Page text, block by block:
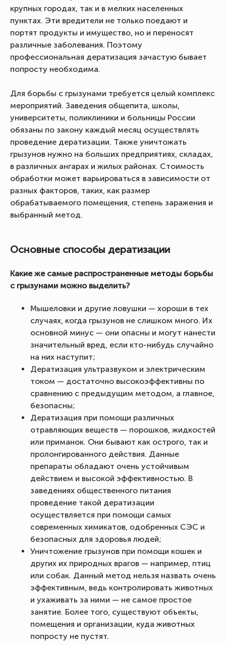
крупных городах, так и в мелких населенных
пунктах. Эти вредители не только поедают и
портят продукты и имущество, но и переносят
различные заболевания. Поэтому
профессиональная дератизация зачастую бывает
попросту необходима.
Для борьбы с грызунами требуется целый комплекс
мероприятий. Заведения общепита, школы,
университеты, поликлиники и больницы России
обязаны по закону каждый месяц осуществлять
проведение дератизации. Также уничтожать
грызунов нужно на больших предприятиях, складах,
в различных ангарах и жилых районах. Стоимость
обработки может варьироваться в зависимости от
разных факторов, таких, как размер
обрабатываемого помещения, степень заражения и
выбранный метод.
Основные способы дератизации
Какие же самые распространенные методы борьбы
с грызунами можно выделить?
Мышеловки и другие ловушки — хороши в тех
случаях, когда грызунов не слишком много. Их
основной минус — они опасны и могут нанести
значительный вред, если кто-нибудь случайно
на них наступит;
Дератизация ультразвуком и электрическим
током — достаточно высокоэффективны по
сравнению с предыдущим методом, а главное,
безопасны;
Дератизация при помощи различных
отравляющих веществ — порошков, жидкостей
или приманок. Они бывают как острого, так и
пролонгированного действия. Данные
препараты обладают очень устойчивым
действием и высокой эффективностью. В
заведениях общественного питания
проведение такой дератизации
осуществляется при помощи самых
современных химикатов, одобренных СЭС и
безопасных для здоровья людей;
Уничтожение грызунов при помощи кошек и
других их природных врагов — например, птиц
или собак. Данный метод нельзя назвать очень
эффективным, ведь контролировать животных
и ухаживать за ними — не самое простое
занятие. Более того, существуют объекты,
помещения и организации, куда животных
попросту не пустят.